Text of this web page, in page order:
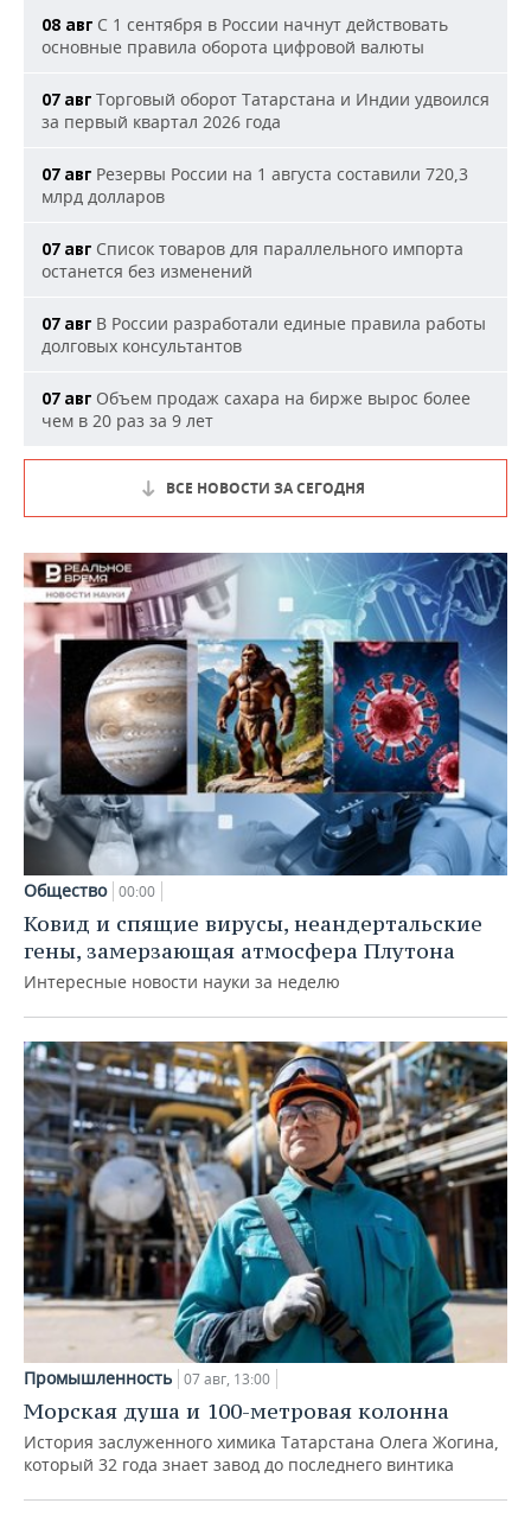
08 авг С 1 сентября в России начнут действовать
основные правила оборота цифровой валюты
07 авг Торговый оборот Татарстана и Индии удвоился
за первый квартал 2026 года
07 авг Резервы России на 1 августа составили 720,3
млрд долларов
07 авг Список товаров для параллельного импорта
останется без изменений
07 авг В России разработали единые правила работы
долговых консультантов
07 авг Объем продаж сахара на бирже вырос более
чем в 20 раз за 9 лет
ВСЕ НОВОСТИ ЗА СЕГОДНЯ
Общество 00:00
Ковид и спящие вирусы, неандертальские
гены, замерзающая атмосфера Плутона
Интересные новости науки за неделю
Промышленность 07 авг, 13:00
Морская душа и 100-метровая колонна
История заслуженного химика Татарстана Олега Жогина,
который 32 года знает завод до последнего винтика